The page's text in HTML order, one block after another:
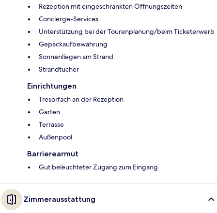
Rezeption mit eingeschränkten Öffnungszeiten
Concierge-Services
Unterstützung bei der Tourenplanung/beim Ticketerwerb
Gepäckaufbewahrung
Sonnenliegen am Strand
Strandtücher
Einrichtungen
Tresorfach an der Rezeption
Garten
Terrasse
Außenpool
Barrierearmut
Gut beleuchteter Zugang zum Eingang
Zimmerausstattung